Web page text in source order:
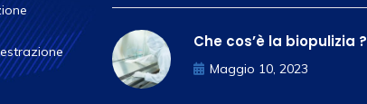
Che cos’è la biopulizia ?
Maggio 10, 2023